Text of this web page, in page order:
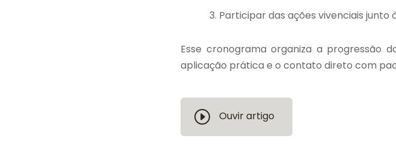
Participar das ações vivenciais junto
Esse cronograma organiza a progressão
aplicação prática e o contato direto com
Ouvir artigo